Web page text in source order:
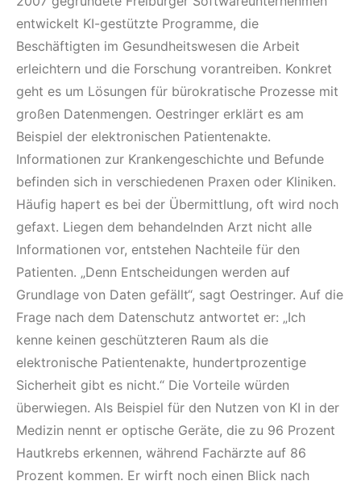
entwickelt KI-gestützte Programme, die
Beschäftigten im Gesundheitswesen die Arbeit
erleichtern und die Forschung vorantreiben. Konkret
geht es um Lösungen für bürokratische Prozesse mit
großen Datenmengen. Oestringer erklärt es am
Beispiel der elektronischen Patientenakte.
Informationen zur Krankengeschichte und Befunde
befinden sich in verschiedenen Praxen oder Kliniken.
Häufig hapert es bei der Übermittlung, oft wird noch
gefaxt. Liegen dem behandelnden Arzt nicht alle
Informationen vor, entstehen Nachteile für den
Patienten. „Denn Entscheidungen werden auf
Grundlage von Daten gefällt“, sagt Oestringer. Auf die
Frage nach dem Datenschutz antwortet er: „Ich
kenne keinen geschützteren Raum als die
elektronische Patientenakte, hundertprozentige
Sicherheit gibt es nicht.“ Die Vorteile würden
überwiegen. Als Beispiel für den Nutzen von KI in der
Medizin nennt er optische Geräte, die zu 96 Prozent
Hautkrebs erkennen, während Fachärzte auf 86
Prozent kommen. Er wirft noch einen Blick nach